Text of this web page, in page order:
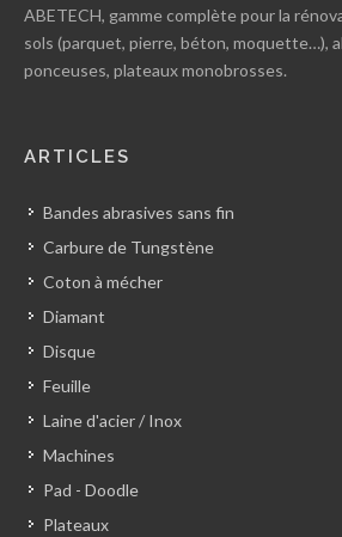
ABETECH, gamme complète pour la
sols (parquet, pierre, béton, moquette…),
ponceuses, plateaux monobrosses.
ARTICLES
Bandes abrasives sans fin
Carbure de Tungstène
Coton à mécher
Diamant
Disque
Feuille
Laine d'acier / Inox
Machines
Pad - Doodle
Plateaux